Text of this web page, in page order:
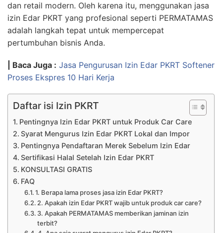
dan retail modern. Oleh karena itu, menggunakan jasa
izin Edar PKRT yang profesional seperti PERMATAMAS
adalah langkah tepat untuk mempercepat
pertumbuhan bisnis Anda.
| Baca Juga : Jasa Pengurusan Izin Edar PKRT Softener
Proses Ekspres 10 Hari Kerja
Daftar isi Izin PKRT
Pentingnya Izin Edar PKRT untuk Produk Car Care
Syarat Mengurus Izin Edar PKRT Lokal dan Impor
Pentingnya Pendaftaran Merek Sebelum Izin Edar
Sertifikasi Halal Setelah Izin Edar PKRT
KONSULTASI GRATIS
FAQ
1. Berapa lama proses jasa izin Edar PKRT?
2. Apakah izin Edar PKRT wajib untuk produk car care?
3. Apakah PERMATAMAS memberikan jaminan izin
terbit?